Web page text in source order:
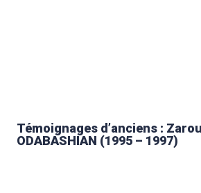
Témoignages d’anciens :
ODABASHIAN (1995 – 1997)